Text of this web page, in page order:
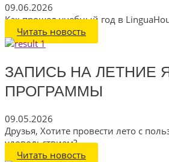
09.06.2026
Как прошел учебный год в
Читать новость
ЗАПИСЬ НА ЛЕТНИЕ
ПРОГРАММЫ
09.05.2026
Друзья, Хотите провести лето с
удовольствием? ...
Читать новость